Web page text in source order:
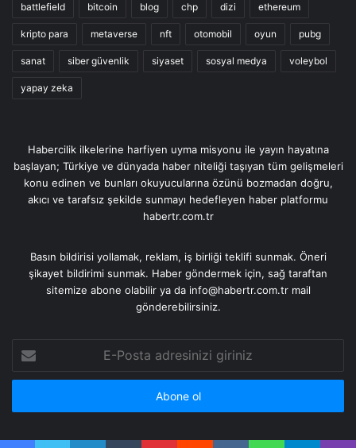
battlefield bitcoin blog chp dizi ethereum
kripto para metaverse nft otomobil oyun pubg
sanat siber güvenlik siyaset sosyal medya voleybol
yapay zeka
Habercilik ilkelerine harfiyen uyma misyonu ile yayın hayatına
başlayan; Türkiye ve dünyada haber niteliği taşıyan tüm gelişmeleri
konu edinen ve bunları okuyucularına özünü bozmadan doğru,
akıcı ve tarafsız şekilde sunmayı hedefleyen haber platformu
habertr.com.tr
Basın bildirisi yollamak, reklam, iş birliği teklifi sunmak. Öneri
şikayet bildirimi sunmak. Haber göndermek için, sağ taraftan
sitemize abone olabilir ya da info@habertr.com.tr mail
gönderebilirsiniz.
Posta
adresinizi